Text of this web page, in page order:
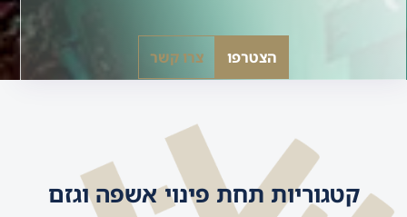
הצטרפו צרו קשר
קטגוריות תחת פינוי אשפה וגזם